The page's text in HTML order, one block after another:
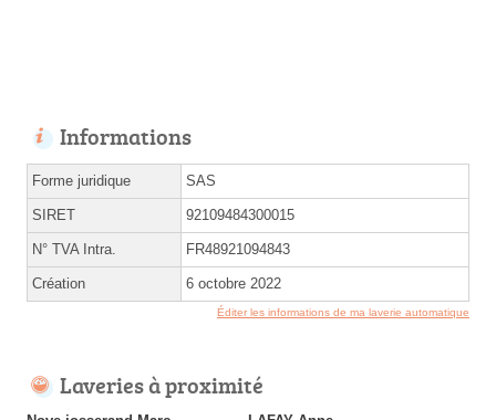
Informations
Forme juridique SAS
SIRET 92109484300015
N° TVA Intra. FR48921094843
Création 6 octobre 2022
Éditer les informations de ma laverie automatique
Laveries à proximité